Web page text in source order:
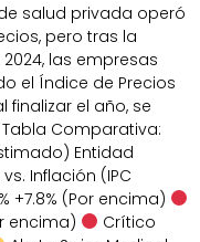
salud privada operó
pero tras la
las empresas
el Índice de Precios
finalizar el año, se
Comparativa:
Entidad
Inflación (IPC
+7.8% (Por encima)
encima)
Crítico